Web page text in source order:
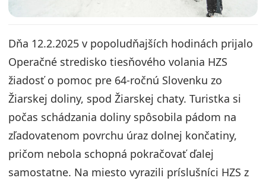
Dňa 12.2.2025 v popoludňajších hodinách prijalo
Operačné stredisko tiesňového volania HZS
žiadosť o pomoc pre 64-ročnú Slovenku zo
Žiarskej doliny, spod Žiarskej chaty. Turistka si
počas schádzania doliny spôsobila pádom na
zľadovatenom povrchu úraz dolnej končatiny,
pričom nebola schopná pokračovať ďalej
samostatne. Na miesto vyrazili príslušníci HZS z